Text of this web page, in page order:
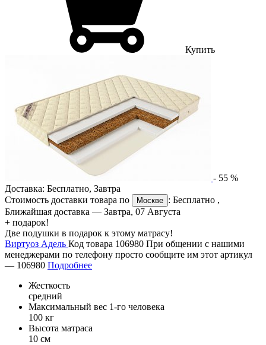
Купить
- 55 %
Доставка: Бесплатно, Завтра
Стоимость доставки товара по
Москве : Бесплатно ,
Ближайшая доставка — Завтра, 07 Августа
+ подарок!
Две подушки в подарок к этому матрасу!
Виртуоз Адель Код товара 106980 При общении с нашими
менеджерами по телефону просто сообщите им этот артикул
— 106980 Подробнее
Жесткость
средний
Максимальный вес 1-го человека
100 кг
Высота матраса
10 см